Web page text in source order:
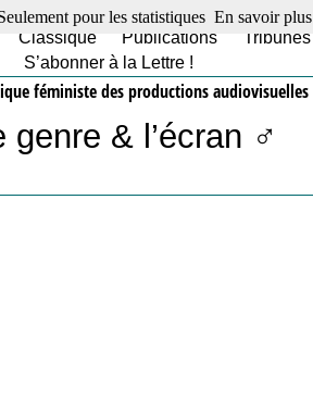
Classique Publications Tribunes
S’abonner à la Lettre !
féministe des productions audiovisuelles
genre & l’écran ♂
pour les statistiques En savoir plus